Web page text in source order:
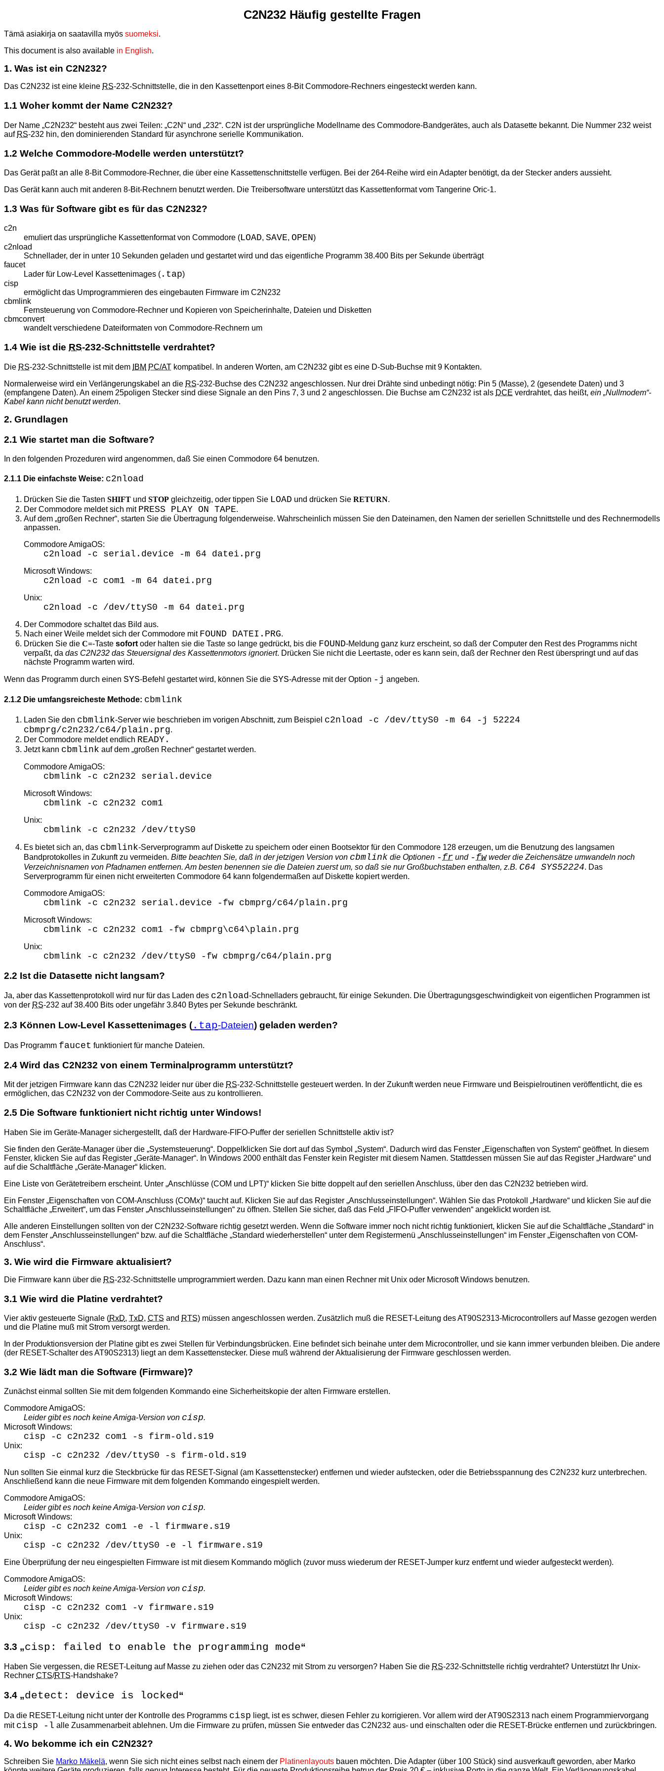
C2N232 Häufig gestellte Fragen
Tämä asiakirja on saatavilla myös suomeksi.
This document is also available in English.
1. Was ist ein C2N232?
Das C2N232 ist eine kleine RS-232-Schnittstelle, die in den Kassettenport eines 8-Bit Commodore-Rechners eingesteckt werden kann.
1.1 Woher kommt der Name C2N232?
Der Name C2N232 besteht aus zwei Teilen: C2N und 232 . C2N ist der ursprüngliche Modellname des Commodore-Bandgerätes, auch als Datasette bekannt. Die Nummer 232 weist
auf RS-232 hin, den dominierenden Standard für asynchrone serielle Kommunikation.
1.2 Welche Commodore-Modelle werden unterstützt?
Das Gerät paßt an alle 8-Bit Commodore-Rechner, die über eine Kassettenschnittstelle verfügen. Bei der 264-Reihe wird ein Adapter benötigt, da der Stecker anders aussieht.
Das Gerät kann auch mit anderen 8-Bit-Rechnern benutzt werden. Die Treibersoftware unterstützt das Kassettenformat vom Tangerine Oric-1.
1.3 Was für Software gibt es für das C2N232?
c2n
emuliert das ursprüngliche Kassettenformat von Commodore (LOAD, SAVE, OPEN)
c2nload
Schnellader, der in unter 10 Sekunden geladen und gestartet wird und das eigentliche Programm 38.400 Bits per Sekunde überträgt
faucet
Lader für Low-Level Kassettenimages ( .tap)
cisp
ermöglicht das Umprogrammieren des eingebauten Firmware im C2N232
cbmlink
Fernsteuerung von Commodore-Rechner und Kopieren von Speicherinhalte, Dateien und Disketten
cbmconvert
wandelt verschiedene Dateiformaten von Commodore-Rechnern um
1.4 Wie ist die RS-232-Schnittstelle verdrahtet?
Die RS-232-Schnittstelle ist mit dem IBM PC/AT kompatibel. In anderen Worten, am C2N232 gibt es eine D-Sub-Buchse mit 9 Kontakten.
Normalerweise wird ein Verlängerungskabel an die RS-232-Buchse des C2N232 angeschlossen. Nur drei Drähte sind unbedingt nötig: Pin 5 (Masse), 2 (gesendete Daten) und 3
(empfangene Daten). An einem 25poligen Stecker sind diese Signale an den Pins 7, 3 und 2 angeschlossen. Die Buchse am C2N232 ist als DCE verdrahtet, das heißt, ein Nullmodem -
Kabel kann nicht benutzt werden.
2. Grundlagen
2.1 Wie startet man die Software?
In den folgenden Prozeduren wird angenommen, daß Sie einen Commodore 64 benutzen.
2.1.1 Die einfachste Weise: c2nload
Drücken Sie die Tasten SHIFT und STOP gleichzeitig, oder tippen Sie LOAD und drücken Sie RETURN.
Der Commodore meldet sich mit PRESS PLAY ON TAPE.
Auf dem großen Rechner , starten Sie die Übertragung folgenderweise. Wahrscheinlich müssen Sie den Dateinamen, den Namen der seriellen Schnittstelle und des Rechnermodells
anpassen.
Commodore AmigaOS:
c2nload -c serial.device -m 64 datei.prg
Microsoft Windows:
c2nload -c com1 -m 64 datei.prg
Unix:
c2nload -c /dev/ttyS0 -m 64 datei.prg
Der Commodore schaltet das Bild aus.
Nach einer Weile meldet sich der Commodore mit FOUND DATEI.PRG.
Drücken Sie die C=-Taste sofort oder halten sie die Taste so lange gedrückt, bis die FOUND-Meldung ganz kurz erscheint, so daß der Computer den Rest des Programms nicht
verpaßt, da das C2N232 das Steuersignal des Kassettenmotors ignoriert. Drücken Sie nicht die Leertaste, oder es kann sein, daß der Rechner den Rest überspringt und auf das
nächste Programm warten wird.
Wenn das Programm durch einen SYS-Befehl gestartet wird, können Sie die SYS-Adresse mit der Option -j angeben.
2.1.2 Die umfangsreicheste Methode: cbmlink
Laden Sie den cbmlink-Server wie beschrieben im vorigen Abschnitt, zum Beispiel c2nload -c /dev/ttyS0 -m 64 -j 52224
cbmprg/c2n232/c64/plain.prg.
Der Commodore meldet endlich READY.
Jetzt kann cbmlink auf dem großen Rechner gestartet werden.
Commodore AmigaOS:
cbmlink -c c2n232 serial.device
Microsoft Windows:
cbmlink -c c2n232 com1
Unix:
cbmlink -c c2n232 /dev/ttyS0
Es bietet sich an, das cbmlink-Serverprogramm auf Diskette zu speichern oder einen Bootsektor für den Commodore 128 erzeugen, um die Benutzung des langsamen
Bandprotokolles in Zukunft zu vermeiden. Bitte beachten Sie, daß in der jetzigen Version von cbmlink die Optionen -fr und -fwweder die Zeichensätze umwandeln noch
Verzeichnisnamen von Pfadnamen entfernen. Am besten benennen sie die Dateien zuerst um, so daß sie nur Großbuchstaben enthalten, z.B. C64 SYS52224. Das
Serverprogramm für einen nicht erweiterten Commodore 64 kann folgendermaßen auf Diskette kopiert werden.
Commodore AmigaOS:
cbmlink -c c2n232 serial.device -fw cbmprg/c64/plain.prg
Microsoft Windows:
cbmlink -c c2n232 com1 -fw cbmprg\c64\plain.prg
Unix:
cbmlink -c c2n232 /dev/ttyS0 -fw cbmprg/c64/plain.prg
2.2 Ist die Datasette nicht langsam?
Ja, aber das Kassettenprotokoll wird nur für das Laden des c2nload-Schnelladers gebraucht, für einige Sekunden. Die Übertragungsgeschwindigkeit von eigentlichen Programmen ist
von der RS-232 auf 38.400 Bits oder ungefähr 3.840 Bytes per Sekunde beschränkt.
2.3 Können Low-Level Kassettenimages ( .tap-Dateien) geladen werden?
Das Programm faucet funktioniert für manche Dateien.
2.4 Wird das C2N232 von einem Terminalprogramm unterstützt?
Mit der jetzigen Firmware kann das C2N232 leider nur über die RS-232-Schnittstelle gesteuert werden. In der Zukunft werden neue Firmware und Beispielroutinen veröffentlicht, die es
ermöglichen, das C2N232 von der Commodore-Seite aus zu kontrollieren.
2.5 Die Software funktioniert nicht richtig unter Windows!
Haben Sie im Geräte-Manager sichergestellt, daß der Hardware-FIFO-Puffer der seriellen Schnittstelle aktiv ist?
Sie finden den Geräte-Manager über die Systemsteuerung . Doppelklicken Sie dort auf das Symbol System . Dadurch wird das Fenster Eigenschaften von System geöffnet. In diesem
Fenster, klicken Sie auf das Register Geräte-Manager . In Windows 2000 enthält das Fenster kein Register mit diesem Namen. Stattdessen müssen Sie auf das Register Hardware und
auf die Schaltfläche Geräte-Manager
klicken.
Eine Liste von Gerätetreibern erscheint. Unter Anschlüsse (COM und LPT)
klicken Sie bitte doppelt auf den seriellen Anschluss, über den das C2N232 betrieben wird.
Ein Fenster
Eigenschaften von COM-Anschluss (COMx) taucht auf. Klicken Sie auf das Register Anschlusseinstellungen . Wählen Sie das Protokoll Hardware und klicken Sie auf die
Schaltfläche
Erweitert , um das Fenster Anschlusseinstellungen zu öffnen. Stellen Sie sicher, daß das Feld FIFO-Puffer verwenden angeklickt worden ist.
Alle anderen Einstellungen sollten von der C2N232-Software richtig gesetzt werden. Wenn die Software immer noch nicht richtig funktioniert, klicken Sie auf die Schaltfläche Standard
in
dem Fenster Anschlusseinstellungen bzw. auf die Schaltfläche Standard wiederherstellen unter dem Registermenü Anschlusseinstellungen im Fenster
Eigenschaften von COM-
Anschluss .
3. Wie wird die Firmware aktualisiert?
Die Firmware kann über die RS-232-Schnittstelle umprogrammiert werden. Dazu kann man einen Rechner mit Unix oder Microsoft Windows benutzen.
3.1 Wie wird die Platine verdrahtet?
Vier aktiv gesteuerte Signale (RxD, TxD, CTS and RTS) müssen angeschlossen werden. Zusätzlich muß die RESET-Leitung des AT90S2313-Microcontrollers auf Masse gezogen werden
und die Platine muß mit Strom versorgt werden.
In der Produktionsversion der Platine gibt es zwei Stellen für Verbindungsbrücken. Eine befindet sich beinahe unter dem Microcontroller, und sie kann immer verbunden bleiben. Die andere
(der RESET-Schalter des AT90S2313) liegt an dem Kassettenstecker. Diese muß während der Aktualisierung der Firmware geschlossen werden.
3.2 Wie lädt man die Software (Firmware)?
Zunächst einmal sollten Sie mit dem folgenden Kommando eine Sicherheitskopie der alten Firmware erstellen.
Commodore AmigaOS:
Leider gibt es noch keine Amiga-Version von cisp.
Microsoft Windows:
cisp -c c2n232 com1 -s firm-old.s19
Unix:
cisp -c c2n232 /dev/ttyS0 -s firm-old.s19
Nun sollten Sie einmal kurz die Steckbrücke für das RESET-Signal (am Kassettenstecker) entfernen und wieder aufstecken, oder die Betriebsspannung des C2N232 kurz unterbrechen.
Anschließend kann die neue Firmware mit dem folgenden Kommando eingespielt werden.
Commodore AmigaOS:
Leider gibt es noch keine Amiga-Version von cisp.
Microsoft Windows:
cisp -c c2n232 com1 -e -l firmware.s19
Unix:
cisp -c c2n232 /dev/ttyS0 -e -l firmware.s19
Eine Überprüfung der neu eingespielten Firmware ist mit diesem Kommando möglich (zuvor muss wiederum der RESET-Jumper kurz entfernt und wieder aufgesteckt werden).
Commodore AmigaOS:
Leider gibt es noch keine Amiga-Version von cisp.
Microsoft Windows:
cisp -c c2n232 com1 -v firmware.s19
Unix:
cisp -c c2n232 /dev/ttyS0 -v firmware.s19
3.3 cisp: failed to enable the programming mode
Haben Sie vergessen, die RESET-Leitung auf Masse zu ziehen oder das C2N232 mit Strom zu versorgen? Haben Sie die RS-232-Schnittstelle richtig verdrahtet? Unterstützt Ihr Unix-
Rechner CTS/RTS-Handshake?
3.4 detect: device is locked
Da die RESET-Leitung nicht unter der Kontrolle des Programms cisp liegt, ist es schwer, diesen Fehler zu korrigieren. Vor allem wird der AT90S2313 nach einem Programmiervorgang
mit cisp -l alle Zusammenarbeit ablehnen. Um die Firmware zu prüfen, müssen Sie entweder das C2N232 aus- und einschalten oder die RESET-Brücke entfernen und zurückbringen.
4. Wo bekomme ich ein C2N232?
Schreiben Sie Marko Mäkelä, wenn Sie sich nicht eines selbst nach einem der Platinenlayouts bauen möchten. Die Adapter (über 100 Stück) sind ausverkauft geworden, aber Marko